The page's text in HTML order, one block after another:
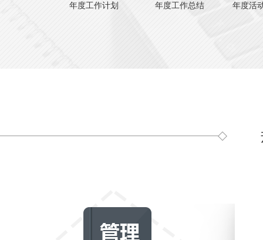
年度工作计划 年度工作总结 年度活